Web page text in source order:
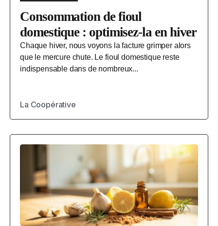
Consommation de fioul
domestique : optimisez-la en hiver
Chaque hiver, nous voyons la facture grimper alors
que le mercure chute. Le fioul domestique reste
indispensable dans de nombreux...
La Coopérative